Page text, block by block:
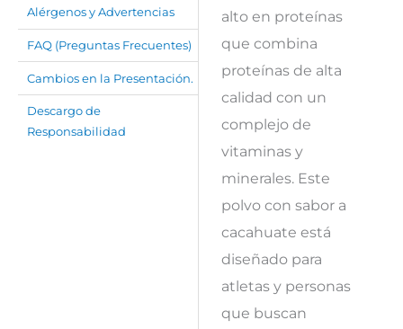
Alérgenos y Advertencias
FAQ (Preguntas Frecuentes)
Cambios en la Presentación.
Descargo de
Responsabilidad
alto en proteínas
que combina
proteínas de alta
calidad con un
complejo de
vitaminas y
minerales. Este
polvo con sabor a
cacahuate está
diseñado para
atletas y personas
que buscan